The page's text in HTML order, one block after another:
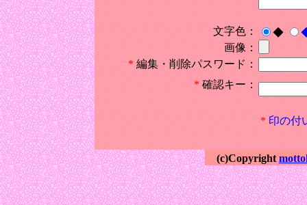
文字色： ◆
画像：
* 編集・削除パスワード：
* 確認キー：
* 印の付
(c)Copyright